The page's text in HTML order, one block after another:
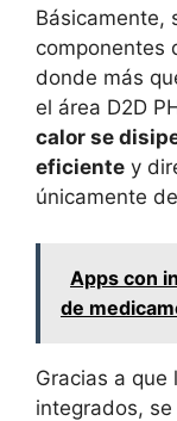
Básicamente,
componentes
donde más
el área D2D
calor se
eficiente y
únicamente
Apps con
de
Gracias a que
integrados,